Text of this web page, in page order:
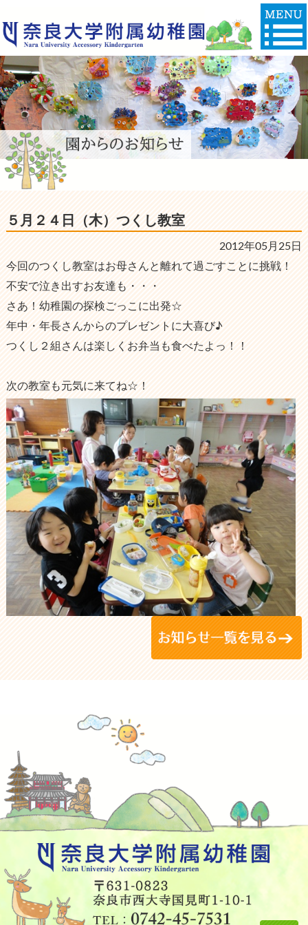
５月２４日（木）つくし教室
2012年05月25日
今回のつくし教室はお母さんと離れて過ごすことに挑戦！
不安で泣き出すお友達も・・・
さあ！幼稚園の探検ごっこに出発☆
年中・年長さんからのプレゼントに大喜び♪
つくし２組さんは楽しくお弁当も食べたよっ！！
次の教室も元気に来てね☆！